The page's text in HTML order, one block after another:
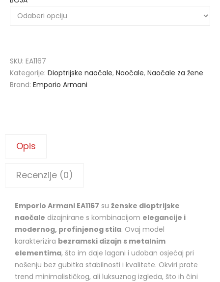
SKU: EA1167
Kategorije: Dioptrijske naočale, Naočale, Naočale za žene
Brand: Emporio Armani
Opis
Recenzije (0)
Emporio Armani EA1167 su ženske dioptrijske
naočale dizajnirane s kombinacijom elegancije i
modernog, profinjenog stila. Ovaj model
karakterizira bezramski dizajn s metalnim
elementima, što im daje lagani i udoban osjećaj pri
nošenju bez gubitka stabilnosti i kvalitete. Okviri prate
trend minimalističkog, ali luksuznog izgleda, što ih čini